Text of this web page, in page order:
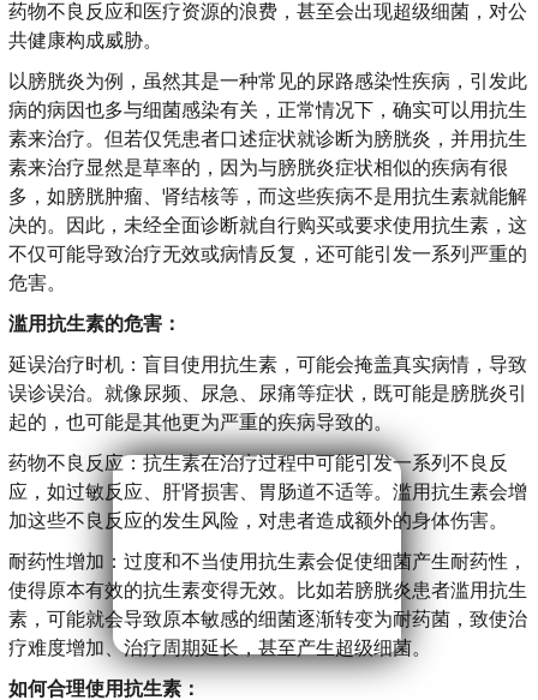
药物不良反应和医疗资源的浪费，甚至会出现超级细菌，对公
共健康构成威胁。
以膀胱炎为例，虽然其是一种常见的尿路感染性疾病，引发此
病的病因也多与细菌感染有关，正常情况下，确实可以用抗生
素来治疗。但若仅凭患者口述症状就诊断为膀胱炎，并用抗生
素来治疗显然是草率的，因为与膀胱炎症状相似的疾病有很
多，如膀胱肿瘤、肾结核等，而这些疾病不是用抗生素就能解
决的。因此，未经全面诊断就自行购买或要求使用抗生素，这
不仅可能导致治疗无效或病情反复，还可能引发一系列严重的
危害。
滥用抗生素的危害：
延误治疗时机：盲目使用抗生素，可能会掩盖真实病情，导致
误诊误治。就像尿频、尿急、尿痛等症状，既可能是膀胱炎引
起的，也可能是其他更为严重的疾病导致的。
药物不良反应：抗生素在治疗过程中可能引发一系列不良反
应，如过敏反应、肝肾损害、胃肠道不适等。滥用抗生素会增
加这些不良反应的发生风险，对患者造成额外的身体伤害。
耐药性增加：过度和不当使用抗生素会促使细菌产生耐药性，
使得原本有效的抗生素变得无效。比如若膀胱炎患者滥用抗生
素，可能就会导致原本敏感的细菌逐渐转变为耐药菌，致使治
疗难度增加、治疗周期延长，甚至产生超级细菌。
如何合理使用抗生素：